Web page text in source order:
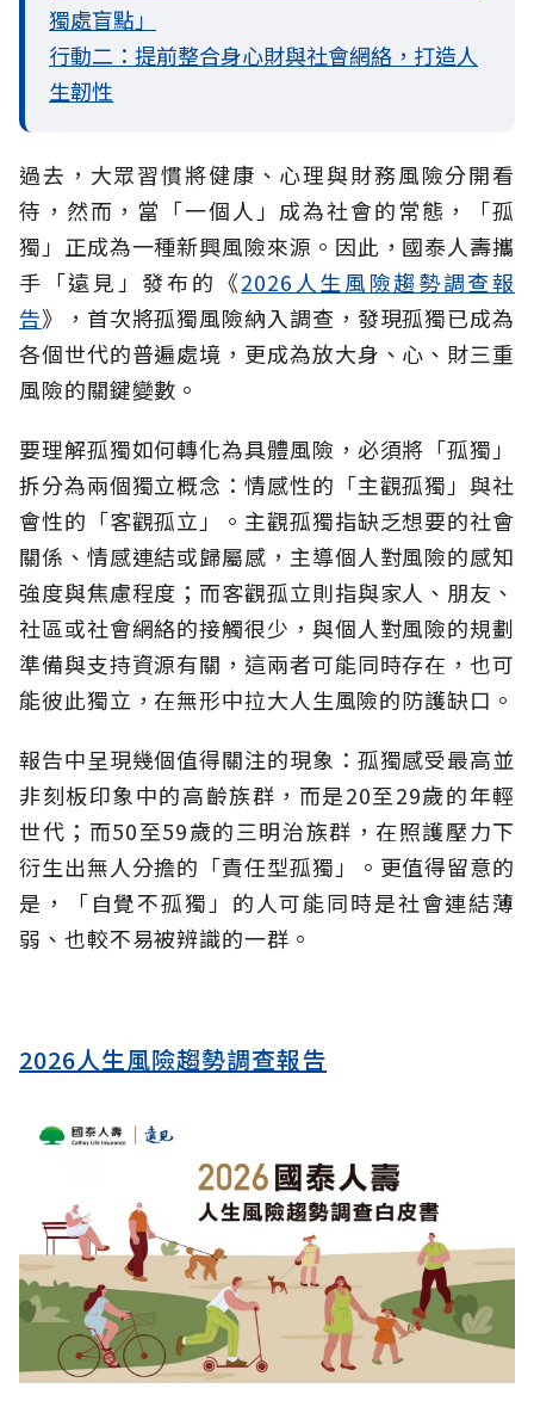
獨處盲點」
行動二：提前整合身心財與社會網絡，打造人
生韌性
過去，大眾習慣將健康、心理與財務風險分開看
待，然而，當「一個人」成為社會的常態，「孤
獨」正成為一種新興風險來源。因此，國泰人壽攜
手「遠見」發布的《2026人生風險趨勢調查報
告》，首次將孤獨風險納入調查，發現孤獨已成為
各個世代的普遍處境，更成為放大身、心、財三重
風險的關鍵變數。
要理解孤獨如何轉化為具體風險，必須將「孤獨」
拆分為兩個獨立概念：情感性的「主觀孤獨」與社
會性的「客觀孤立」。主觀孤獨指缺乏想要的社會
關係、情感連結或歸屬感，主導個人對風險的感知
強度與焦慮程度；而客觀孤立則指與家人、朋友、
社區或社會網絡的接觸很少，與個人對風險的規劃
準備與支持資源有關，這兩者可能同時存在，也可
能彼此獨立，在無形中拉大人生風險的防護缺口。
報告中呈現幾個值得關注的現象：孤獨感受最高並
非刻板印象中的高齡族群，而是20至29歲的年輕
世代；而50至59歲的三明治族群，在照護壓力下
衍生出無人分擔的「責任型孤獨」。更值得留意的
是，「自覺不孤獨」的人可能同時是社會連結薄
弱、也較不易被辨識的一群。
2026人生風險趨勢調查報告